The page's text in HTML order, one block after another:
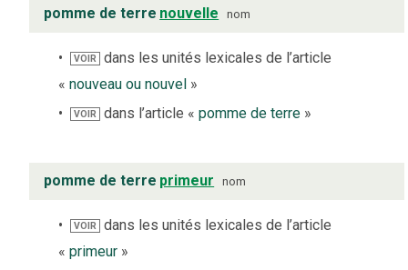
pomme de terre nouvelle nom
VOIR
dans les unités lexicales de l’article
« nouveau ou nouvel »
VOIR dans l’article «pomme de terre »
pomme de terre primeur nom
VOIR
dans les unités lexicales de l’article
« primeur »